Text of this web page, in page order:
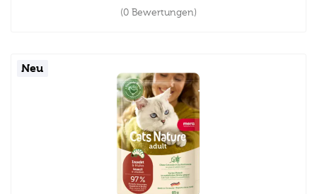
(0 Bewertungen)
Neu